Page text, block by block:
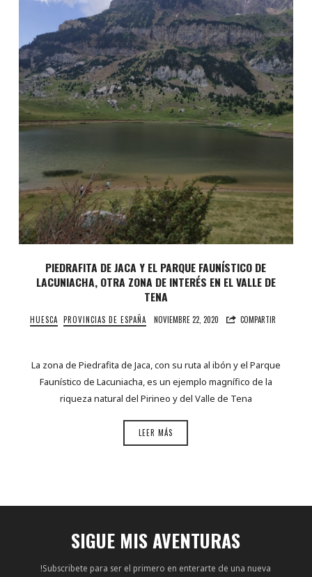
PIEDRAFITA DE JACA Y EL PARQUE FAUNÍSTICO DE
LACUNIACHA, OTRA ZONA DE INTERÉS EN EL VALLE DE
TENA
HUESCA PROVINCIAS DE ESPAÑA NOVIEMBRE 22, 2020 COMPARTIR
La zona de Piedrafita de Jaca, con su ruta al ibón y el Parque
Faunístico de Lacuniacha, es un ejemplo magnífico de la
riqueza natural del Pirineo y del Valle de Tena
LEER MÁS
SIGUE MIS AVENTURAS
!Subscribete para ser el primero en enterarte de una nueva